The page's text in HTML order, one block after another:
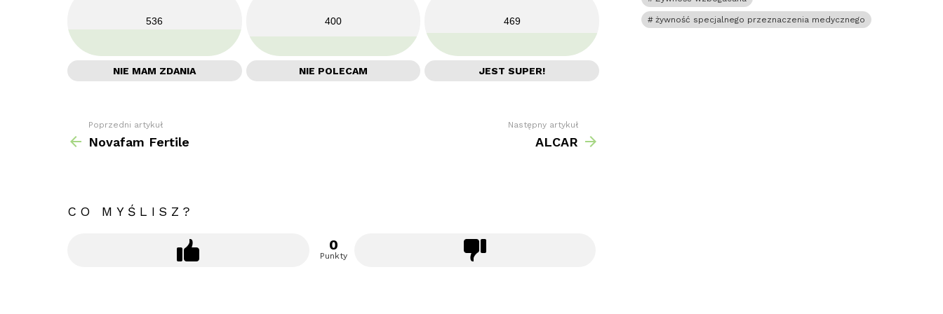
536
NIE MAM ZDANIA
400
NIE POLECAM
469
JEST SUPER!
Zobacz
więcej
Poprzedni artykuł
Novafam Fertile
Następny artykuł
ALCAR
CO MYŚLISZ?
0
Punkty
żywność specjalnego przeznaczenia medycznego